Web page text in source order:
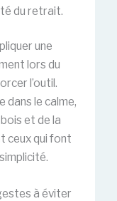
du retrait.
une
lors du
l’outil.
dans le calme,
et de la
ceux qui font
à éviter